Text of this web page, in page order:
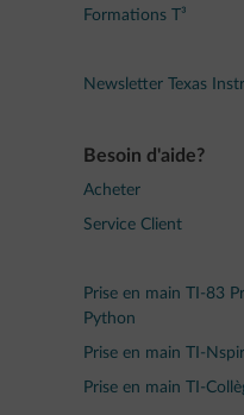
Formations T³
Newsletter Texas
Besoin d'aide?
Acheter
Service Client
Prise en main TI-83
Python
Prise en main TI-
Prise en main TI-